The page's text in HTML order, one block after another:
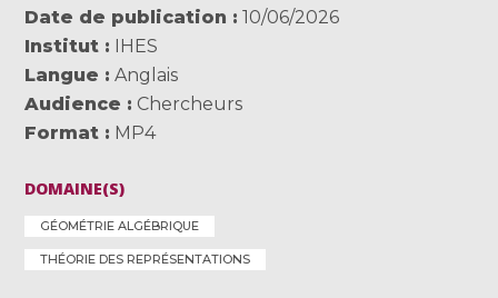
Date de publication
10/06/2026
Institut
IHES
Langue
Anglais
Audience
Chercheurs
Format
MP4
DOMAINE(S)
GÉOMÉTRIE ALGÉBRIQUE
THÉORIE DES REPRÉSENTATIONS